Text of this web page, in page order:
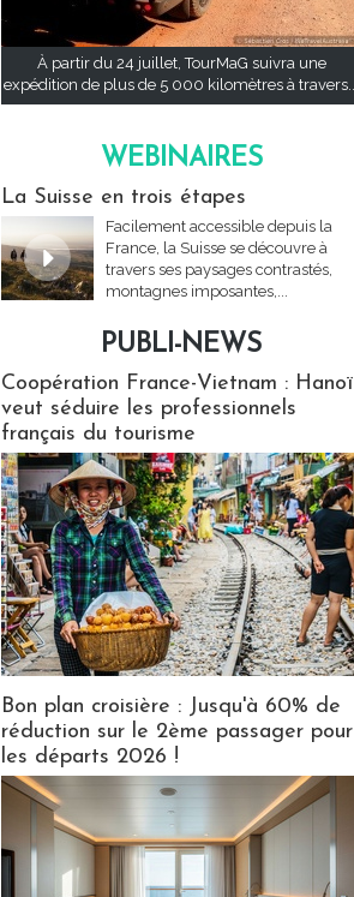
À partir du 24 juillet, TourMaG suivra une
expédition de plus de 5 000 kilomètres à travers...
WEBINAIRES
La Suisse en trois étapes
Facilement accessible depuis la
France, la Suisse se découvre à
travers ses paysages contrastés,
montagnes imposantes,...
PUBLI-NEWS
Coopération France-Vietnam : Hanoï
veut séduire les professionnels
français du tourisme
Bon plan croisière : Jusqu'à 60% de
réduction sur le 2ème passager pour
les départs 2026 !